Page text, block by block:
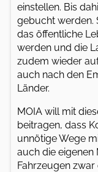
einstellen. Bis
gebucht werden.
das öffentliche
werden und die
zudem wieder
auch nach den
Länder.
MOIA will mit
beitragen, dass
unnötige Wege
auch die eigenen
Fahrzeugen